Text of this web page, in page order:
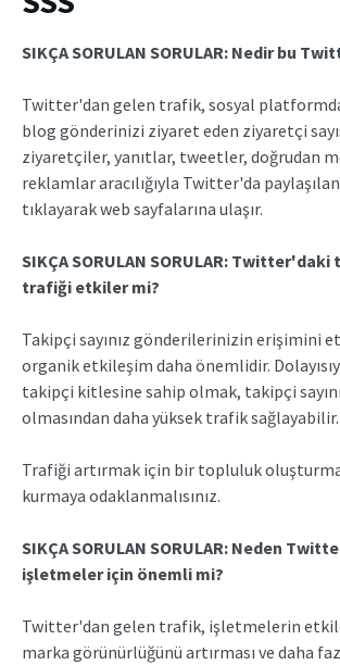
SIKÇA SORULAN SORULAR: Nedir bu
Twitter'dan gelen trafik, sosyal
blog gönderinizi ziyaret eden ziyaretçi
ziyaretçiler, yanıtlar, tweetler, doğrudan
reklamlar aracılığıyla Twitter'da
tıklayarak web sayfalarına ulaşır.
SIKÇA SORULAN SORULAR: Twitter'daki
trafiği etkiler mi?
Takipçi sayınız gönderilerinizin erişimini
organik etkileşim daha önemlidir.
takipçi kitlesine sahip olmak, takipçi
olmasından daha yüksek trafik sağlayabilir.
Trafiği artırmak için bir topluluk
kurmaya odaklanmalısınız.
SIKÇA SORULAN SORULAR: Neden
işletmeler için önemli mi?
Twitter'dan gelen trafik, işletmelerin
marka görünürlüğünü artırması ve daha